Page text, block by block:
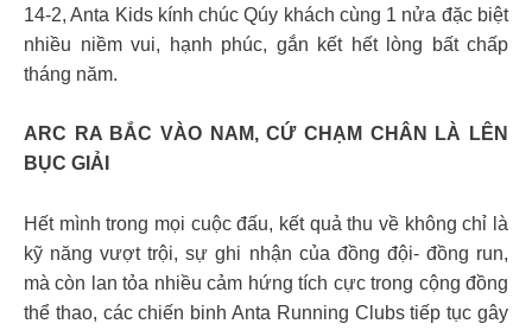
14-2, Anta Kids kính chúc Qúy khách cùng 1 nửa đặc biệt
nhiều niềm vui, hạnh phúc, gắn kết hết lòng bất chấp
tháng năm.
ARC RA BẮC VÀO NAM, CỨ CHẠM CHÂN LÀ LÊN
BỤC GIẢI
Hết mình trong mọi cuộc đấu, kết quả thu về không chỉ là
kỹ năng vượt trội, sự ghi nhận của đồng đội- đồng run,
mà còn lan tỏa nhiều cảm hứng tích cực trong cộng đồng
thể thao, các chiến binh Anta Running Clubs tiếp tục gây